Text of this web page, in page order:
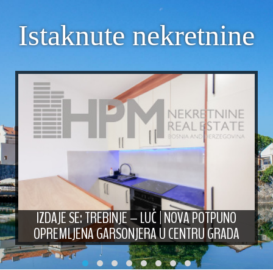
Istaknute nekretnine
IZDAJE SE: TREBINJE – LUČ | NOVA POTPUNO
OPREMLJENA GARSONJERA U CENTRU GRADA